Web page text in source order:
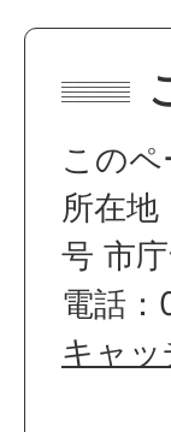
この
所在
号 市
電話
キャ